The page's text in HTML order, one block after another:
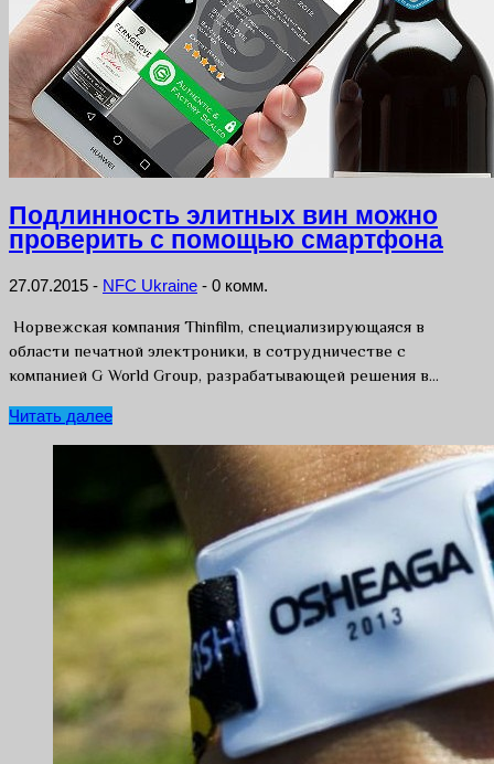
Подлинность элитных вин можно
проверить с помощью смартфона
27.07.2015 - NFC Ukraine - 0 комм.
Норвежская компания Thinfilm, специализирующаяся в
области печатной электроники, в сотрудничестве с
компанией G World Group, разрабатывающей решения в…
Читать далее